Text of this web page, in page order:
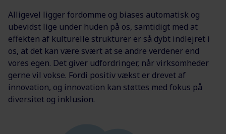
Alligevel ligger fordomme og biases automatisk og
ubevidst lige under huden på os, samtidigt med at
effekten af kulturelle strukturer er så dybt indlejret i
os, at det kan være svært at se andre verdener end
vores egen. Det giver udfordringer, når virksomheder
gerne vil vokse. Fordi positiv vækst er drevet af
innovation, og innovation kan støttes med fokus på
diversitet og inklusion.